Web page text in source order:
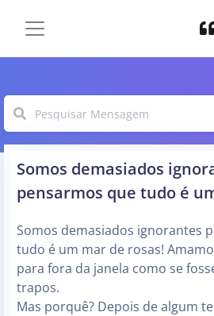
Somos demasiados
pensarmos que tudo é
Somos demasiados ignorantes
tudo é um mar de rosas!
para fora da janela como se
trapos.
Mas porquê? Depois de algum